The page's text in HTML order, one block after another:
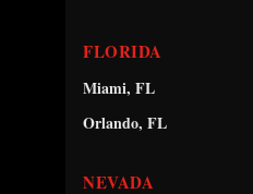
FLORIDA
Miami, FL
Orlando, FL
NEVADA